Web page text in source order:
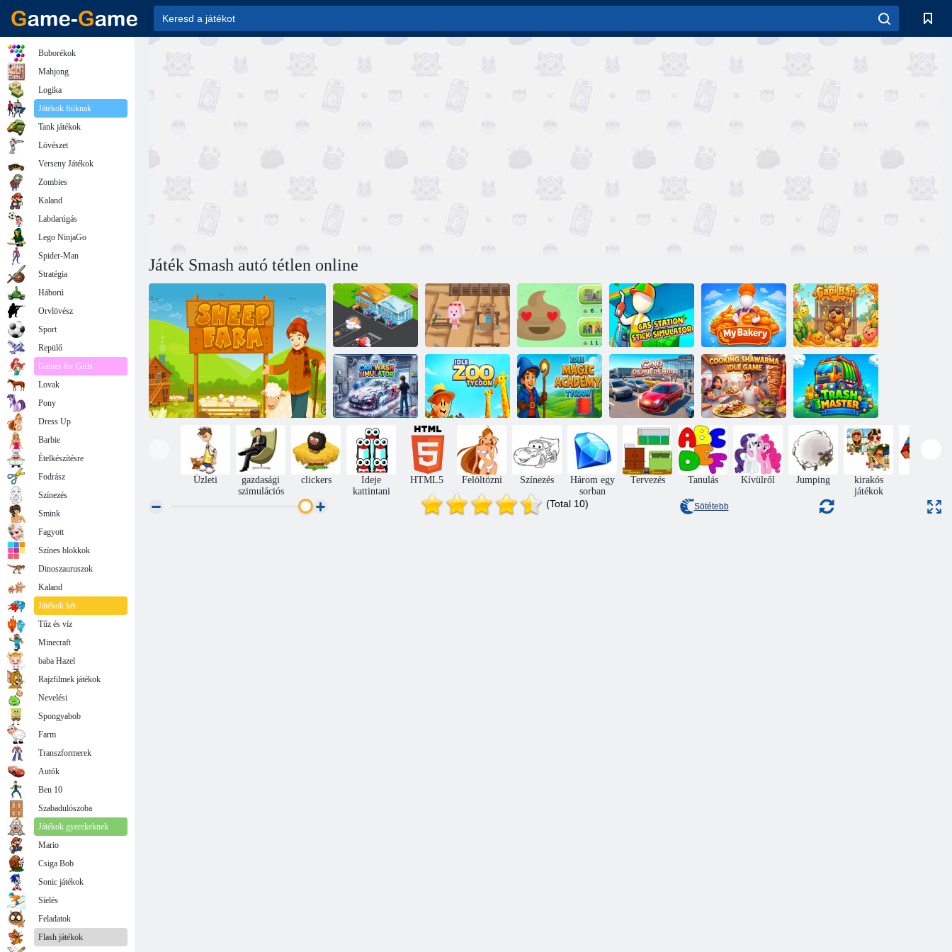
Játék Smash autó tétlen online
Repülőtéri
zümmögés
Tornaterem
Kakas kattintó 2
Benzinkút Stick
szimulátor
Az én pékségem Capi bár
Autómosó
szimulátor
Idle Zoo Tycoon
Idle Magic
Academy
Autókereskedés
Főzés
Shawarma Idle
játék
Trash Master
Üzleti
gazdasági
szimulációs
clickers
Ideje
kattintani
HTML5 Felöltözni Színezés
Három egy
sorban
Tervezés Tanulás Kívülről Jumping
kirakós
játékok
(Total 10) Sötétebb
Buborékok
Mahjong
Logika
Játékok fiúknak
Tank játékok
Lövészet
Verseny Játékok
Zombies
Kaland
Labdarúgás
Lego NinjaGo
Spider-Man
Stratégia
Háború
Orvlövész
Sport
Repülő
Games for Girls
Lovak
Pony
Dress Up
Barbie
Ételkészítésre
Fodrász
Színezés
Smink
Fagyott
Színes blokkok
Dinoszauruszok
Kaland
Játékok két
Tűz és víz
Minecraft
baba Hazel
Rajzfilmek játékok
Nevelési
Spongyabob
Farm
Transzformerek
Autók
Ben 10
Szabadulószoba
Játékok gyerekeknek
Mario
Csiga Bob
Sonic játékok
Síelés
Feladatok
Flash játékok